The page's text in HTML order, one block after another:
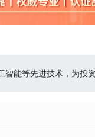
能等先进技术，为投